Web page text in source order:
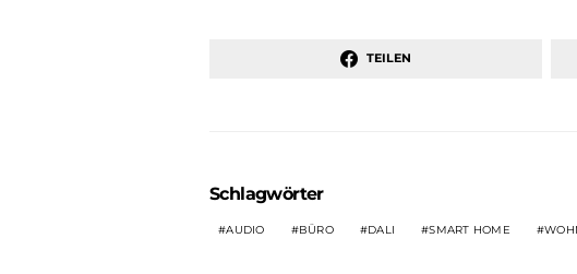
TEILEN
Schlagwörter
AUDIO BÜRO DALI SMART HOME